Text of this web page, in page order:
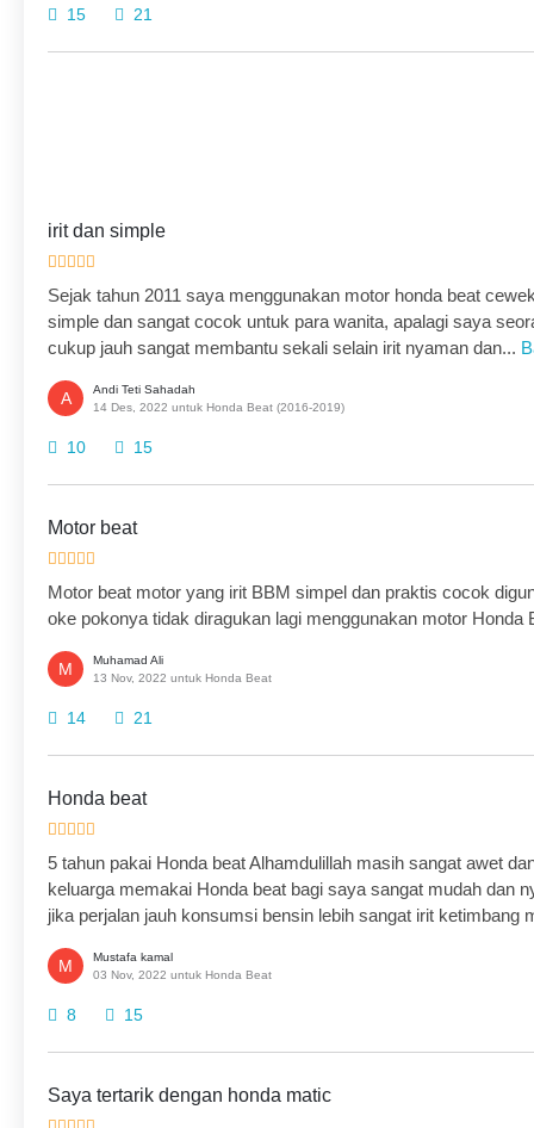
15 21
irit dan simple
Sejak tahun 2011 saya menggunakan motor honda beat
simple dan sangat cocok untuk para wanita, apalagi saya
cukup jauh sangat membantu sekali selain irit nyaman dan...
A
Andi Teti Sahadah
14 Des, 2022 untuk Honda Beat (2016-2019)
10 15
Motor beat
Motor beat motor yang irit BBM simpel dan praktis cocok
oke pokonya tidak diragukan lagi menggunakan motor Honda
M
Muhamad Ali
13 Nov, 2022 untuk Honda Beat
14 21
Honda beat
5 tahun pakai Honda beat Alhamdulillah masih sangat awet
keluarga memakai Honda beat bagi saya sangat mudah dan
jika perjalan jauh konsumsi bensin lebih sangat irit ketimbang
M
Mustafa kamal
03 Nov, 2022 untuk Honda Beat
8 15
Saya tertarik dengan honda matic